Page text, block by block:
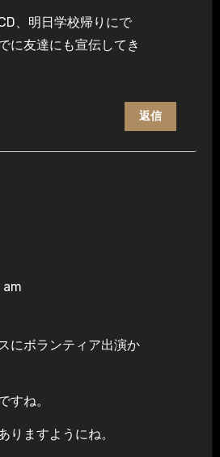
、明日学校帰りにで
に友達にも宣伝してき
返信
am
にボランティア出演か
すね。
りますようにね。